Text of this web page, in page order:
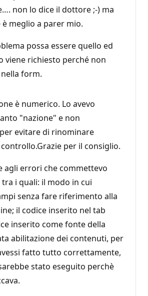
non lo dice il dottore ;-) ma
meglio a parer mio.
possa essere quello ed
viene richiesto perché non
form.
è numerico. Lo avevo
"nazione" e non
evitare di rinominare
per il consiglio.
agli errori che commettevo
i quali: il modo in cui
senza fare riferimento alla
il codice inserito nel tab
inserito come fonte della
abilitazione dei contenuti, per
fatto tutto correttamente,
stato eseguito perchè